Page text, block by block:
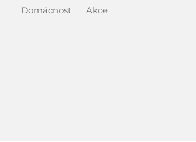
Domácnost
Akce